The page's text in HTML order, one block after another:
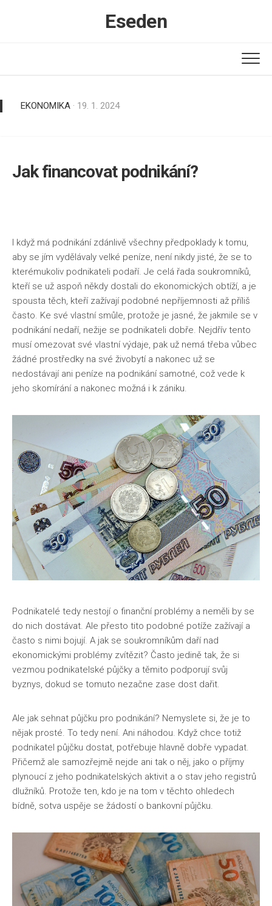
Eseden
EKONOMIKA · 19. 1. 2024
Jak financovat podnikání?
I když má podnikání zdánlivě všechny předpoklady k tomu,
aby se jím vydělávaly velké peníze, není nikdy jisté, že se to
kterémukoliv podnikateli podaří. Je celá řada soukromníků,
kteří se už aspoň někdy dostali do ekonomických obtíží, a je
spousta těch, kteří zažívají podobné nepříjemnosti až příliš
často. Ke své vlastní smůle, protože je jasné, že jakmile se v
podnikání nedaří, nežije se podnikateli dobře. Nejdřív tento
musí omezovat své vlastní výdaje, pak už nemá třeba vůbec
žádné prostředky na své živobytí a nakonec už se
nedostávají ani peníze na podnikání samotné, což vede k
jeho skomírání a nakonec možná i k zániku.
Podnikatelé tedy nestojí o finanční problémy a neměli by se
do nich dostávat. Ale přesto tito podobné potíže zažívají a
často s nimi bojují. A jak se soukromníkům daří nad
ekonomickými problémy zvítězit? Často jedině tak, že si
vezmou podnikatelské půjčky a těmito podporují svůj
byznys, dokud se tomuto nezačne zase dost dařit.
Ale jak sehnat půjčku pro podnikání? Nemyslete si, že je to
nějak prosté. To tedy není. Ani náhodou. Když chce totiž
podnikatel půjčku dostat, potřebuje hlavně dobře vypadat.
Přičemž ale samozřejmě nejde ani tak o něj, jako o příjmy
plynoucí z jeho podnikatelských aktivit a o stav jeho registrů
dlužníků. Protože ten, kdo je na tom v těchto ohledech
bídně, sotva uspěje se žádostí o bankovní půjčku.